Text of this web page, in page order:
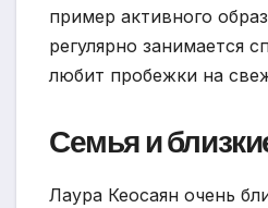
пример активного
регулярно занимается
любит пробежки на
Семья и
Лаура Кеосаян очень